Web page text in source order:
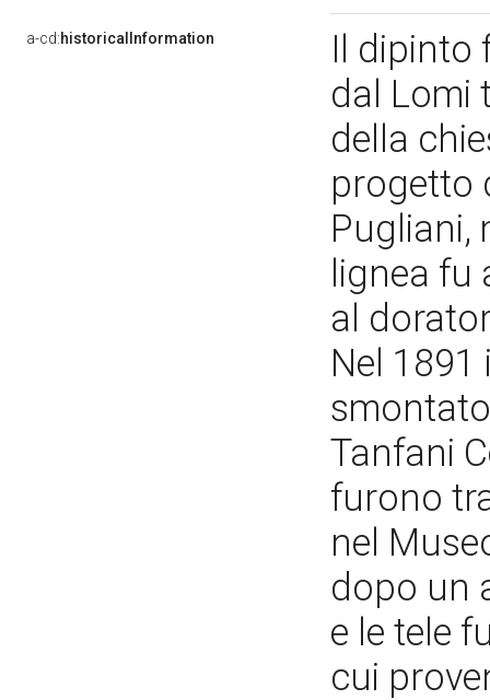
a-cd:historicalInformation
Il dipinto
dal Lomi
della
progetto
Pugliani,
lignea
al
Nel
Tanfani
furono
nel
dopo un
e le tele
cui